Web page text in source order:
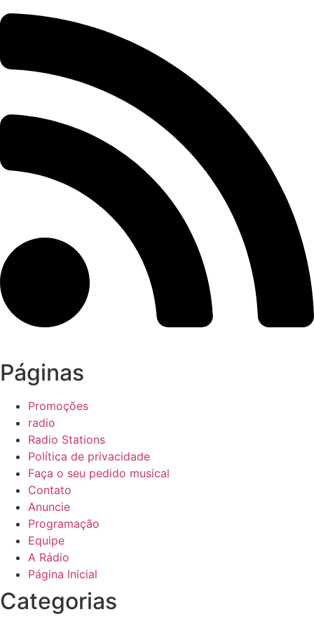
Páginas
Promoções
radio
Radio Stations
Política de privacidade
Faça o seu pedido musical
Contato
Anuncie
Programação
Equipe
A Rádio
Página Inicial
Categorias